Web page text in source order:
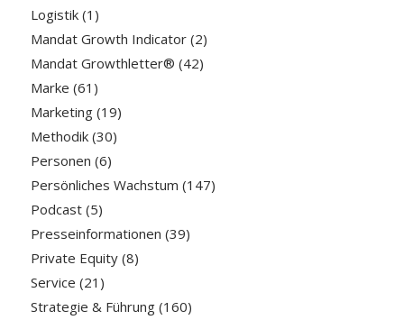
Logistik(1)
Mandat Growth Indicator(2)
Mandat Growthletter® (42)
Marke (61)
Marketing(19)
Methodik(30)
Personen (6)
Persönliches Wachstum (147)
Podcast(5)
Presseinformationen (39)
Private Equity(8)
Service (21)
Strategie & Führung(160)